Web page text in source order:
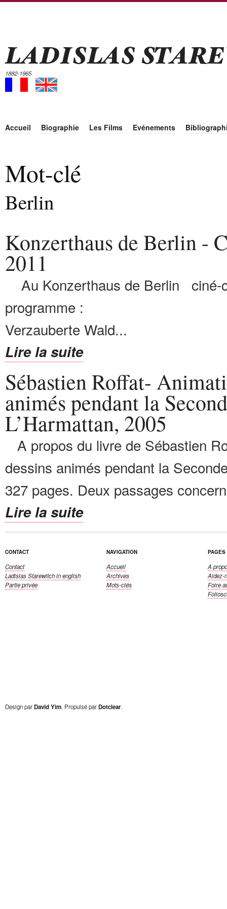
1882-1965
Accueil Biographie Les Films Evénements
Mot-clé
Berlin
Konzerthaus de Berlin -
2011
Au Konzerthaus de Berlin ciné-
programme : Die
Verzauberte Wald...
Lire la suite
Sébastien Roffat-
animés pendant la
L’Harmattan, 2005
A propos du livre de Sébastien
dessins animés pendant la
327 pages. Deux passages
Lire la suite
CONTACT
Contact
Ladislas Starewitchin english
Partie privée
NAVIGATION
Accueil
Archives
Mots-clés
PAGES
A
Aidez-
Foire
Design parDavid Yim. Propulsé parDotclear.